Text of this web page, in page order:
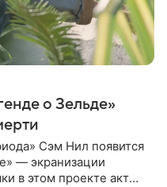
о Зельде»
Сэм Нил появится
— экранизации
в этом проекте актер